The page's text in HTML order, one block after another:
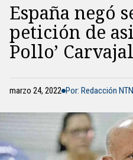
España negó
petición de
Pollo’ Carvajal
marzo 24, 2022 Por: Redacción